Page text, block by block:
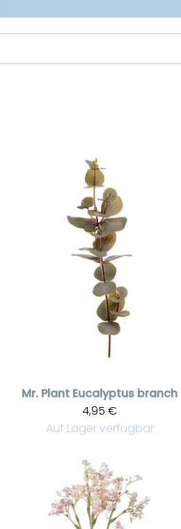
Mr. Plant Eucalyptus branch
4,95 €
Auf Lager verfügbar